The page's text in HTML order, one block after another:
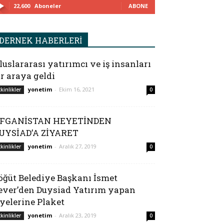
22,600 Aboneler ABONE
HABERLERİ
yatırımcı ve iş insanları
araya geldi
yonetim - Ekim 16, 2021 0
HEYETİNDEN
ZİYARET
yonetim - Aralık 27, 2019 0
Belediye Başkanı İsmet
Duysiad Yatırım yapan
Plaket
yonetim - Aralık 23, 2019 0